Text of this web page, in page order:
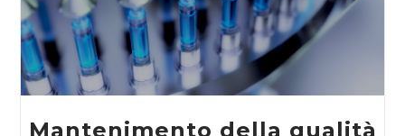
Mantenimento della qualità